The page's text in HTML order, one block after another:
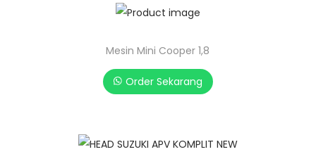
Mesin Mini Cooper 1,8
Order Sekarang